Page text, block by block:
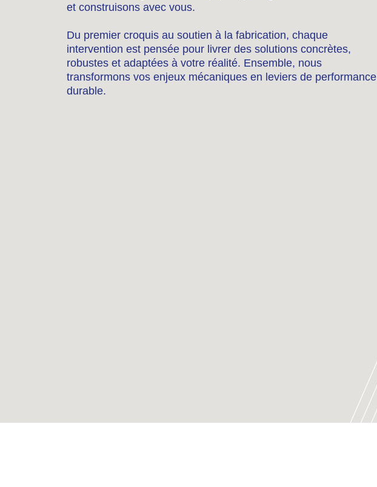
et construisons avec vous.
Du premier croquis au soutien à la fabrication, chaque
intervention est pensée pour livrer des solutions concrètes,
robustes et adaptées à votre réalité. Ensemble, nous
transformons vos enjeux mécaniques en leviers de performance
durable.